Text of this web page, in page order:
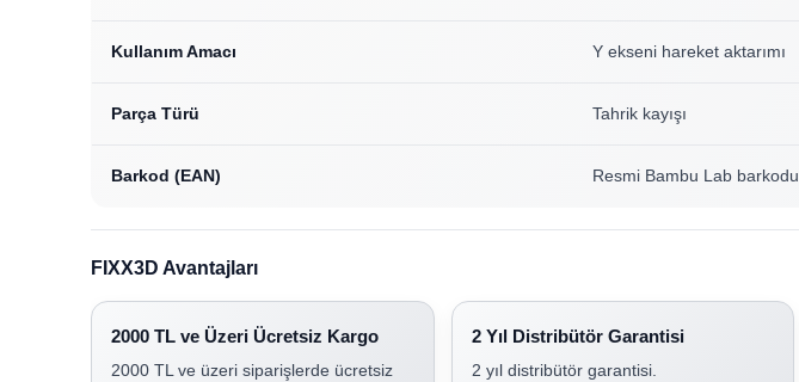
Kullanım Amacı Y ekseni hareket aktarımı
Parça Türü Tahrik kayışı
Barkod (EAN) Resmi Bambu Lab barkodu
FIXX3D Avantajları
2000 TL ve Üzeri Ücretsiz Kargo
2000 TL ve üzeri siparişlerde ücretsiz
2 Yıl Distribütör Garantisi
2 yıl distribütör garantisi.